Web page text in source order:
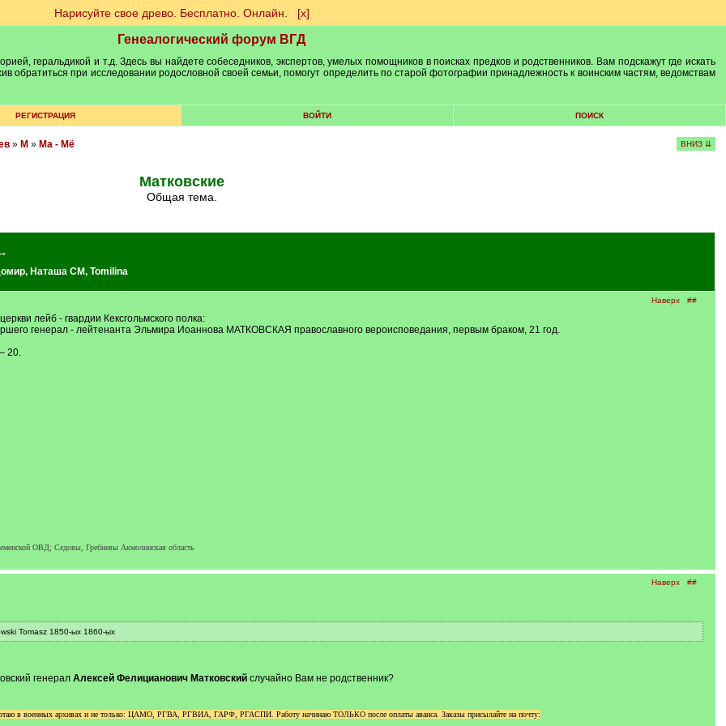
Нарисуйте свое древо. Бесплатно. Онлайн. [х]
Генеалогический форум ВГД
геральдикой и т.д. Здесь вы найдете собеседников, экспертов, умелых помощников в поисках предков и родственников. Вам подскажут где искать
обратиться при исследовании родословной своей семьи, помогут определить по старой фотографии принадлежность к воинским частям, ведомствам
РЕГИСТРАЦИЯ ВОЙТИ ПОИСК
» М » Ма - Мё ВНИЗ ⇊
Матковские
Общая тема.
, Наташа СМ, Tomilina
Наверх ##
лейб - гвардии Кексгольмского полка:
генерал - лейтенанта Эльмира Иоаннова МАТКОВСКАЯ православного вероисповедания, первым браком, 21 год.
20.
ОВД; Седовы, Гребневы Акмолинская область
Наверх ##
Tomasz 1850-ых 1860-ых
генерал Алексей Фелицианович Матковскийслучайно Вам не родственник?
в военных архивах и не только: ЦАМО, РГВА, РГВИА, ГАРФ, РГАСПИ. Работу начинаю ТОЛЬКО после оплаты аванса. Заказы присылайте на почту: